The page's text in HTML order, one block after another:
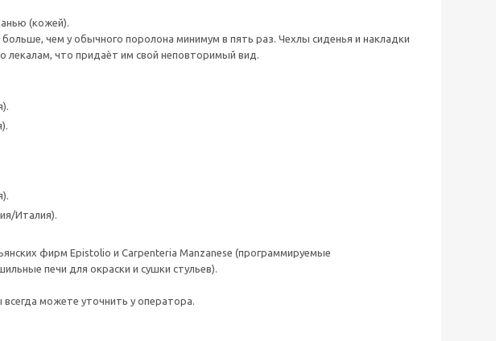
(кожей).
чем у обычного поролона минимум в пять раз. Чехлы сиденья и накладки
лекалам, что придаѐт им свой неповторимый вид.
Италия).
фирм Epistolio и Carpenteria Manzanese (программируемые
печи для окраски и сушки стульев).
можете уточнить у оператора.